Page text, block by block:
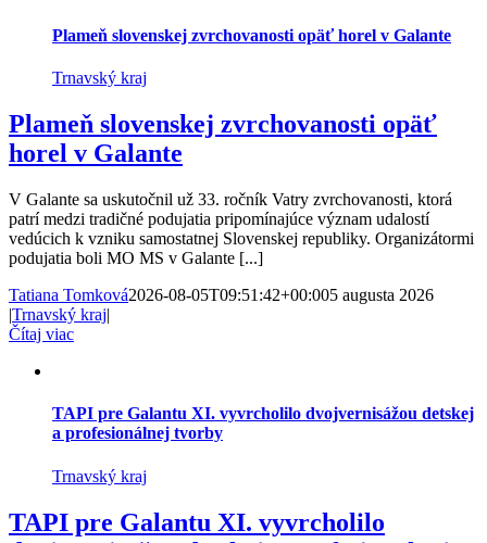
Plameň slovenskej zvrchovanosti opäť horel v Galante
Trnavský kraj
Plameň slovenskej zvrchovanosti opäť
horel v Galante
V Galante sa uskutočnil už 33. ročník Vatry zvrchovanosti, ktorá
patrí medzi tradičné podujatia pripomínajúce význam udalostí
vedúcich k vzniku samostatnej Slovenskej republiky. Organizátormi
podujatia boli MO MS v Galante [...]
Tatiana Tomková2026-08-05T09:51:42+00:005 augusta 2026
|Trnavský kraj|
Čítaj viac
TAPI pre Galantu XI. vyvrcholilo dvojvernisážou detskej
a profesionálnej tvorby
Trnavský kraj
TAPI pre Galantu XI. vyvrcholilo